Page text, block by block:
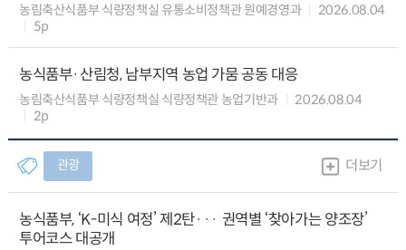
농림축산식품부 식량정책실 유통소비정책관 원예경영과
2026.08.04
5p
농식품부·산림청, 남부지역 농업 가뭄 공동 대응
농림축산식품부 식량정책실 식량정책관 농업기반과
2026.08.04
2p
관광 더보기
농식품부, ‘K-미식 여정’ 제2탄··· 권역별 ‘찾아가는 양조장’
투어코스 대공개